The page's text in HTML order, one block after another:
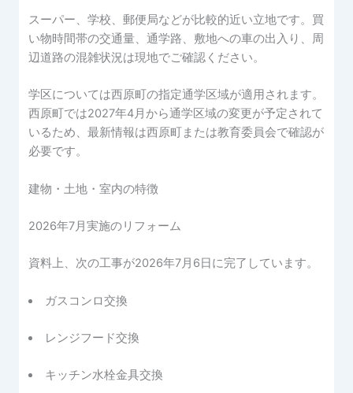
スーパー、学校、郵便局などが比較的近い立地です。買
い物時間帯の交通量、通学路、敷地への車の出入り、周
辺道路の混雑状況は現地でご確認ください。
学区については西原町の指定通学区域が適用されます。
西原町では2027年4月から通学区域の変更が予定されて
いるため、最新情報は西原町または教育委員会で確認が
必要です。
建物・土地・室内の特徴
2026年7月実施のリフォーム
資料上、次の工事が2026年7月6日に完了しています。
ガスコンロ交換
レンジフード交換
キッチン水栓金具交換